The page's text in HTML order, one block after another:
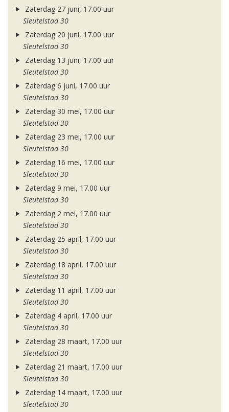
Zaterdag 27 juni, 17.00 uur
Sleutelstad 30
Zaterdag 20 juni, 17.00 uur
Sleutelstad 30
Zaterdag 13 juni, 17.00 uur
Sleutelstad 30
Zaterdag 6 juni, 17.00 uur
Sleutelstad 30
Zaterdag 30 mei, 17.00 uur
Sleutelstad 30
Zaterdag 23 mei, 17.00 uur
Sleutelstad 30
Zaterdag 16 mei, 17.00 uur
Sleutelstad 30
Zaterdag 9 mei, 17.00 uur
Sleutelstad 30
Zaterdag 2 mei, 17.00 uur
Sleutelstad 30
Zaterdag 25 april, 17.00 uur
Sleutelstad 30
Zaterdag 18 april, 17.00 uur
Sleutelstad 30
Zaterdag 11 april, 17.00 uur
Sleutelstad 30
Zaterdag 4 april, 17.00 uur
Sleutelstad 30
Zaterdag 28 maart, 17.00 uur
Sleutelstad 30
Zaterdag 21 maart, 17.00 uur
Sleutelstad 30
Zaterdag 14 maart, 17.00 uur
Sleutelstad 30